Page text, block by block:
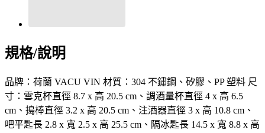
規格/說明
品牌：荷蘭 VACU VIN 材質：304 不鏽鋼、矽膠、PP 塑料 尺
寸：雪克杯直徑 8.7 x 高 20.5 cm、調酒量杯直徑 4 x 高 6.5
cm、搗棒直徑 3.2 x 高 20.5 cm、注酒器直徑 3 x 高 10.8 cm、
吧平匙長 2.8 x 寬 2.5 x 高 25.5 cm、隔冰匙長 14.5 x 寬 8.8 x 高